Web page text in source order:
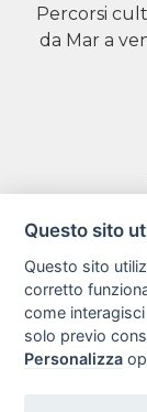
Percorsi
da Mar a
Questo sito
Questo sito
corretto
come
solo previo
Personalizza